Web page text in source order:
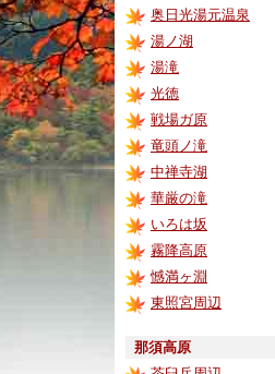
奥日光湯元温泉
湯ノ湖
湯滝
光徳
戦場ガ原
竜頭ノ滝
中禅寺湖
華厳の滝
いろは坂
霧降高原
憾満ヶ淵
東照宮周辺
那須高原